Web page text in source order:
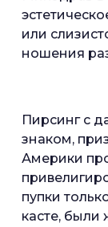
или
ношения
Пирсинг с
знаком,
Америки
пупки
касте, были